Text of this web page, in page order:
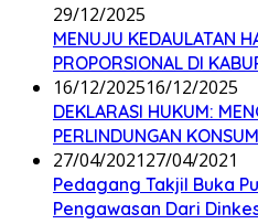
29/12/2025
MENUJU KEDAULATAN
PROPORSIONAL DI
16/12/202516/12/2025
DEKLARASI HUKUM:
PERLINDUNGAN
27/04/202127/04/2021
Pedagang Takjil Buka
Pengawasan Dari